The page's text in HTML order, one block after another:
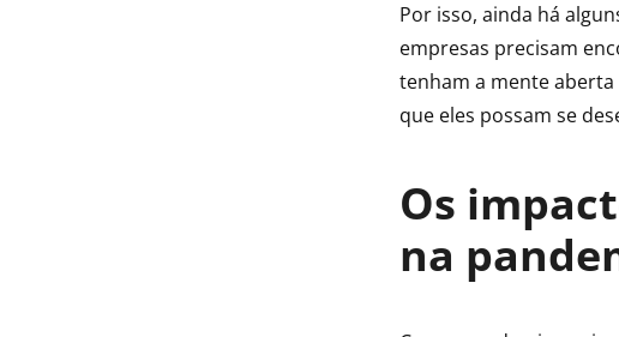
Por isso, ainda há
empresas precisam
tenham a mente
que eles possam se
Os
na